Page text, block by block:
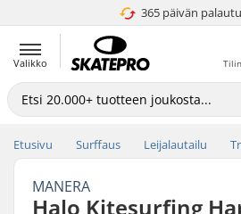
365 päivän4.8 / 5
Valikko
Etusivu Surffaus Leijalautailu
MANERA
Halo Kitesurfing